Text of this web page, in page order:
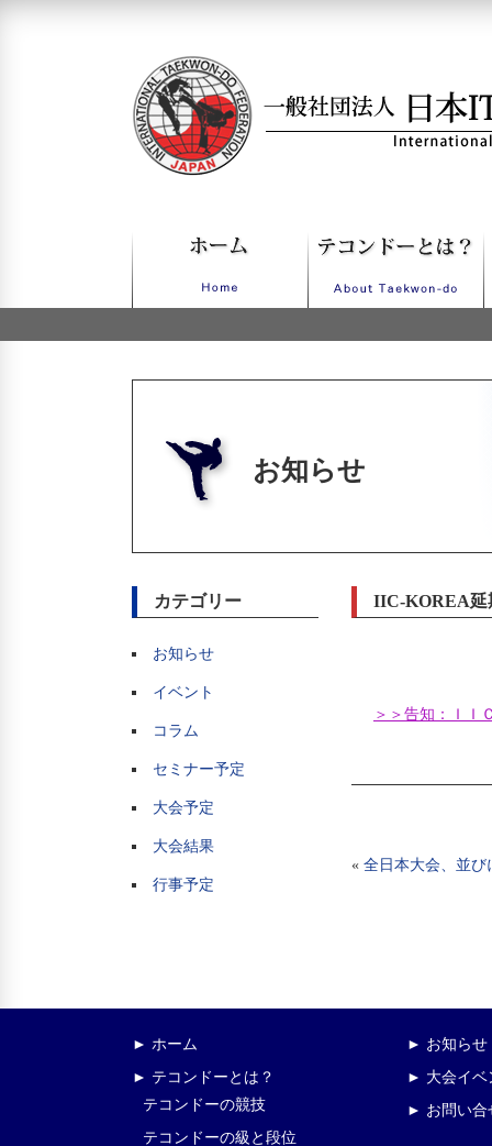
お知らせ
カテゴリー
お知らせ
イベント
コラム
セミナー予定
大会予定
大会結果
行事予定
IIC-KOREA延
＞＞告知：ＩＩ
« 全日本大会、並び
► ホーム
► テコンドーとは？
テコンドーの競技
テコンドーの級と段位
► お知らせ
► 大会イベ
► お問い合